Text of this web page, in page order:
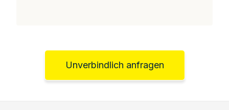
Unverbindlich anfragen